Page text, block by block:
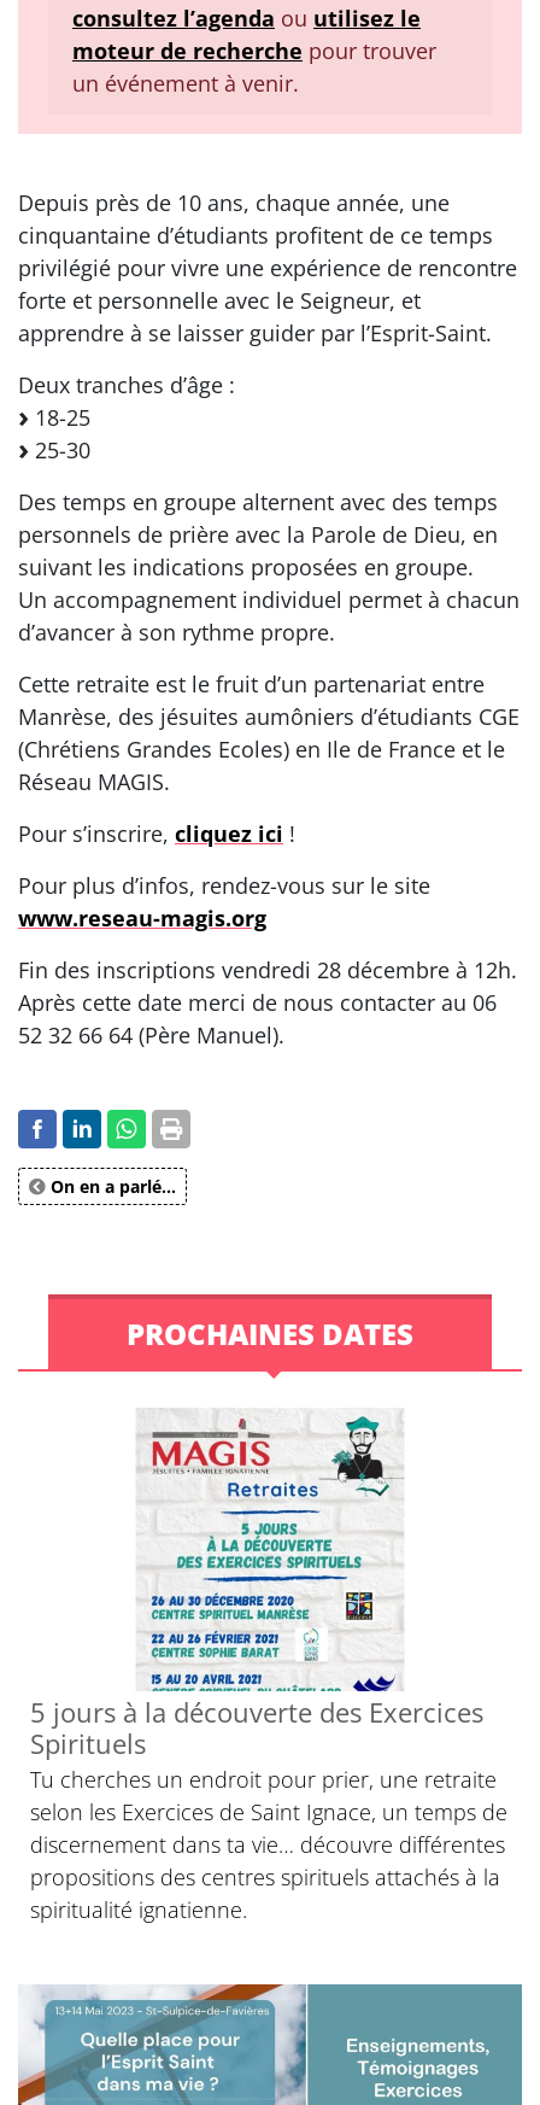
consultez l’agenda ou utilisez le
moteur de recherche pour trouver
un événement à venir.
Depuis près de 10 ans, chaque année, une
cinquantaine d’étudiants profitent de ce temps
privilégié pour vivre une expérience de rencontre
forte et personnelle avec le Seigneur, et
apprendre à se laisser guider par l’Esprit-Saint.
Deux tranches d’âge :
18-25
25-30
Des temps en groupe alternent avec des temps
personnels de prière avec la Parole de Dieu, en
suivant les indications proposées en groupe.
Un accompagnement individuel permet à chacun
d’avancer à son rythme propre.
Cette retraite est le fruit d’un partenariat entre
Manrèse, des jésuites aumôniers d’étudiants CGE
(Chrétiens Grandes Ecoles) en Ile de France et le
Réseau MAGIS.
Pour s’inscrire, cliquez ici !
Pour plus d’infos, rendez-vous sur le site
www.reseau-magis.org
Fin des inscriptions vendredi 28 décembre à 12h.
Après cette date merci de nous contacter au 06
52 32 66 64 (Père Manuel).
On en a parlé...
PROCHAINES DATES
5 jours à la découverte des Exercices
Spirituels
Tu cherches un endroit pour prier, une retraite
selon les Exercices de Saint Ignace, un temps de
discernement dans ta vie… découvre différentes
propositions des centres spirituels attachés à la
spiritualité ignatienne.